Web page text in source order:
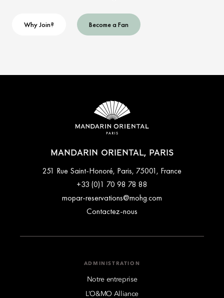
Why Join? Become a Fan
MANDARIN ORIENTAL, PARIS
251 Rue Saint-Honoré, Paris, 75001, France
+33 (0)1 70 98 78 88
mopar-reservations@mohg.com
Contactez-nous
ADMINISTRATION
Notre entreprise
L’O&MO Alliance